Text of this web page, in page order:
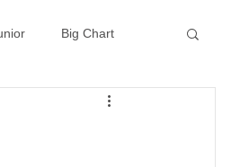
Big Chart
Concours 2026